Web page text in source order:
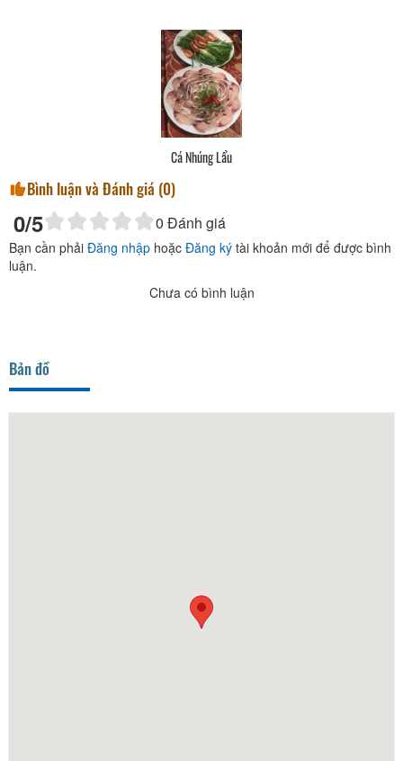
Cá Nhúng Lẩu
Bình luận và Đánh giá (0)
0/5 0 Đánh giá
Bạn cần phải Đăng nhập hoặc Đăng ký tài khoản mới để được bình
luận.
Chưa có bình luận
Bản đồ